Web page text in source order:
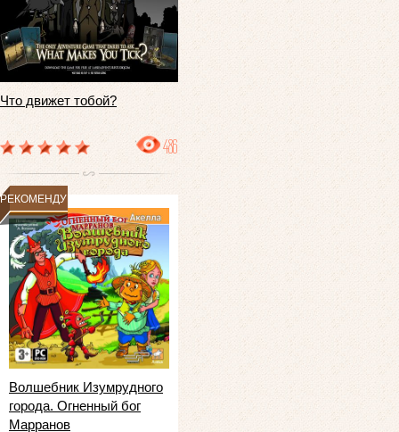
Что движет тобой?
486
РЕКОМЕНДУЕМ
Волшебник Изумрудного
города. Огненный бог
Марранов